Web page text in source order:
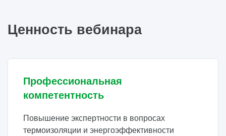
Ценность вебинара
Профессиональная
компетентность
Повышение экспертности в вопросах
термоизоляции и энергоэффективности